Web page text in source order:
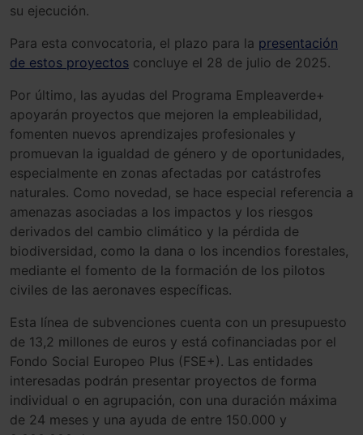
su ejecución.
Para esta convocatoria, el plazo para la presentación
de estos proyectos concluye el 28 de julio de 2025.
Por último, las ayudas del Programa Empleaverde+
apoyarán proyectos que mejoren la empleabilidad,
fomenten nuevos aprendizajes profesionales y
promuevan la igualdad de género y de oportunidades,
especialmente en zonas afectadas por catástrofes
naturales. Como novedad, se hace especial referencia a
amenazas asociadas a los impactos y los riesgos
derivados del cambio climático y la pérdida de
biodiversidad, como la dana o los incendios forestales,
mediante el fomento de la formación de los pilotos
civiles de las aeronaves específicas.
Esta línea de subvenciones cuenta con un presupuesto
de 13,2 millones de euros y está cofinanciadas por el
Fondo Social Europeo Plus (FSE+). Las entidades
interesadas podrán presentar proyectos de forma
individual o en agrupación, con una duración máxima
de 24 meses y una ayuda de entre 150.000 y